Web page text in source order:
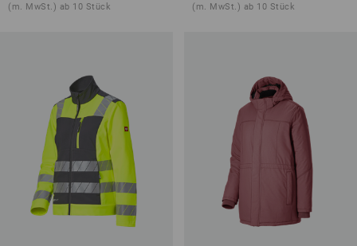
(m. MwSt.) ab 10 Stück (m. MwSt.) ab 10 Stück